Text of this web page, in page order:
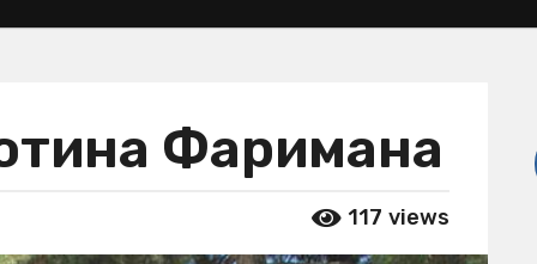
Фаримана
117 views